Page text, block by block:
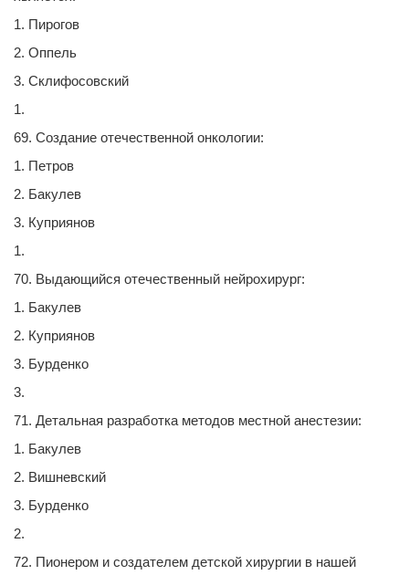
1. Пирогов
2. Оппель
3. Склифосовский
1.
69. Создание отечественной онкологии:
1. Петров
2. Бакулев
3. Куприянов
1.
70. Выдающийся отечественный нейрохирург:
1. Бакулев
2. Куприянов
3. Бурденко
3.
71. Детальная разработка методов местной анестезии:
1. Бакулев
2. Вишневский
3. Бурденко
2.
72. Пионером и создателем детской хирургии в нашей